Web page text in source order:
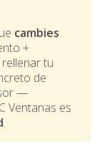
cambies
+
tu
de
—
Ventanas es
.